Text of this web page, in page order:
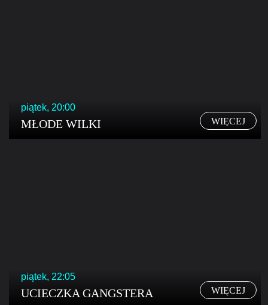
piątek, 20:00
MŁODE WILKI WIĘCEJ
piątek, 22:05
UCIECZKA GANGSTERA WIĘCEJ